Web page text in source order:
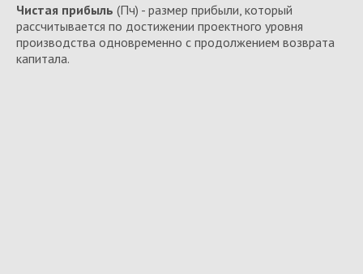
Чистая прибыль (Пч) - размер прибыли, который
рассчитывается по достижении проектного уровня
производства одновременно с продолжением возврата
капитала.